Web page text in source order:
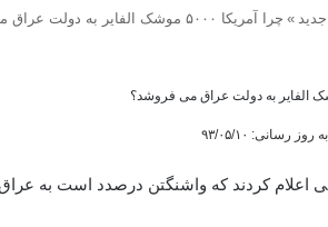
» چرا آمریکا ۵۰۰۰ موشک الفایر به دولت عراق می فروشد؟
روز رسانی: ۹۳/۰۵/۱۰
کردند که واشنگتن درصدد است به عراق ۵۰۰۰ موشک هل فایر بفروشد.